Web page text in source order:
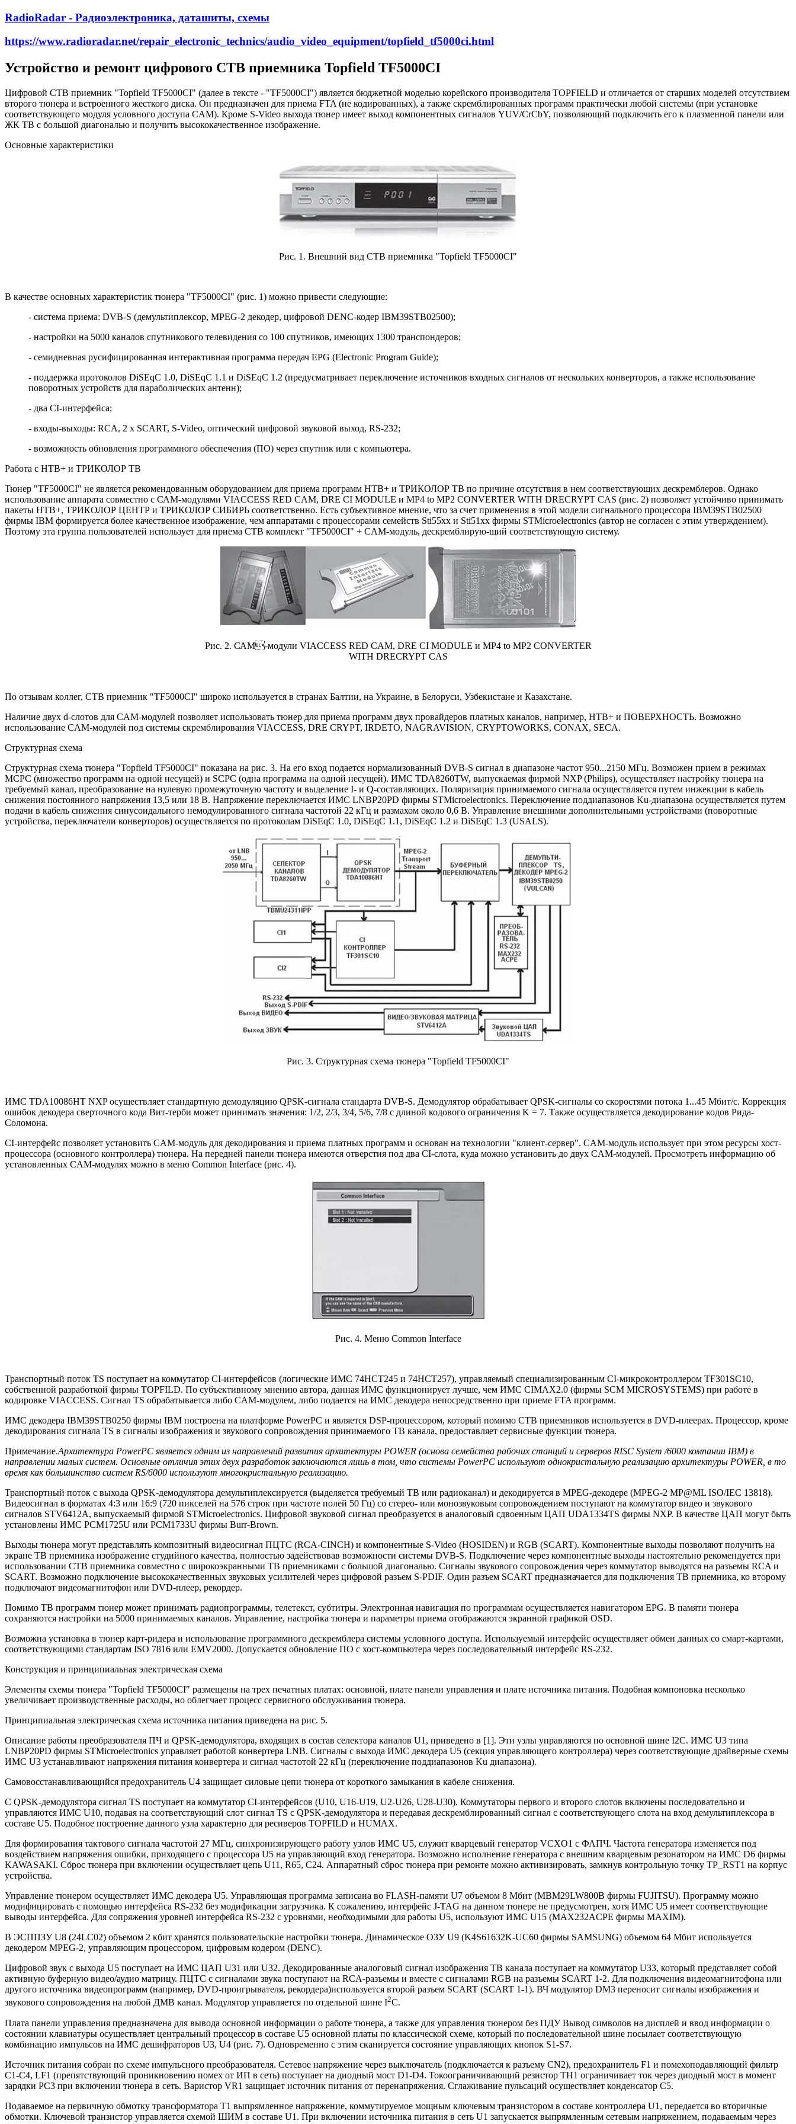
RadioRadar - Радиоэлектроника, даташиты, схемы
https://www.radioradar.net/repair_electronic_technics/audio_video_equipment/topfield_tf5000ci.html
Устройство и ремонт цифрового СТВ приемника Topfield TF5000CI
Цифровой СТВ приемник "Topfield TF5000CI" (далее в тексте - "TF5000CI") является бюджетной моделью корейского производителя TOPFIELD и отличается от старших моделей отсутствием
второго тюнера и встроенного жесткого диска. Он предназначен для приема FTA (не кодированных), а также скремблированных программ практически любой системы (при установке
соответствующего модуля условного доступа CAM). Кроме S-Video выхода тюнер имеет выход компонентных сигналов YUV/CrCbY, позволяющий подключить его к плазменной панели или
ЖК ТВ с большой диагональю и получить высококачественное изображение.
Основные характеристики
Рис. 1. Внешний вид СТВ приемника "Topfield TF5000CI"
В качестве основных характеристик тюнера "TF5000CI" (рис. 1) можно привести следующие:
- система приема: DVB-S (демультиплексор, MPEG-2 декодер, цифровой DENC-кодер IBM39STB02500);
- настройки на 5000 каналов спутникового телевидения со 100 спутников, имеющих 1300 транспондеров;
- семидневная русифицированная интерактивная программа передач EPG (Electronic Program Guide);
- поддержка протоколов DiSEqC 1.0, DiSEqC 1.1 и DiSEqC 1.2 (предусматривает переключение источников входных сигналов от нескольких конверторов, а также использование
поворотных устройств для параболических антенн);
- два CI-интерфейса;
- входы-выходы: RCA, 2 x SCART, S-Video, оптический цифровой звуковой выход, RS-232;
- возможность обновления программного обеспечения (ПО) через спутник или с компьютера.
Работа с НТВ+ и ТРИКОЛОР ТВ
Тюнер "TF5000CI" не является рекомендованным оборудованием для приема программ НТВ+ и ТРИКОЛОР ТВ по причине отсутствия в нем соответствующих дескремблеров. Однако
использование аппарата совместно с САМ-модулями VIACCESS RED CAM, DRE CI MODULE и MP4 to MP2 CONVERTER WITH DRECRYPT CAS (рис. 2) позволяет устойчиво принимать
пакеты НТВ+, ТРИКОЛОР ЦЕНТР и ТРИКОЛОР СИБИРЬ соответственно. Есть субъективное мнение, что за счет применения в этой модели сигнального процессора IBM39STB02500
фирмы IBM формируется более качественное изображение, чем аппаратами с процессорами семейств Sti55xx и Sti51xx фирмы STMicroelectronics (автор не согласен с этим утверждением).
Поэтому эта группа пользователей использует для приема СТВ комплект "TF5000CI" + CAM-модуль, дескремблирую-щий соответствующую систему.
Рис. 2. САМ-модули VIACCESS RED CAM, DRE CI MODULE и MP4 to MP2 CONVERTER
WITH DRECRYPT CAS
По отзывам коллег, СТВ приемник "TF5000CI" широко используется в странах Балтии, на Украине, в Белоруси, Узбекистане и Казахстане.
Наличие двух d-слотов для CAM-модулей позволяет использовать тюнер для приема программ двух провайдеров платных каналов, например, НТВ+ и ПОВЕРХНОСТЬ. Возможно
использование CAM-модулей под системы скремблирования VIACCESS, DRE CRYPT, IRDETO, NAGRAVISION, CRYPTOWORKS, CONAX, SECA.
Структурная схема
Структурная схема тюнера "Topfield TF5000CI" показана на рис. 3. На его вход подается нормализованный DVB-S сигнал в диапазоне частот 950...2150 МГц. Возможен прием в режимах
MCPC (множество программ на одной несущей) и SCPC (одна программа на одной несущей). ИМС TDA8260TW, выпускаемая фирмой NXP (Philips), осуществляет настройку тюнера на
требуемый канал, преобразование на нулевую промежуточную частоту и выделение I- и Q-составляющих. Поляризация принимаемого сигнала осуществляется путем инжекции в кабель
снижения постоянного напряжения 13,5 или 18 В. Напряжение переключается ИМС LNBP20PD фирмы STMicroelectronics. Переключение поддиапазонов Ku-диапазона осуществляется путем
подачи в кабель снижения синусоидального немодулированного сигнала частотой 22 кГц и размахом около 0,6 В. Управление внешними дополнительными устройствами (поворотные
устройства, переключатели конверторов) осуществляется по протоколам DiSEqC 1.0, DiSEqC 1.1, DiSEqC 1.2 и DiSEqC 1.3 (USALS).
Рис. 3. Структурная схема тюнера "Topfield TF5000CI"
ИМС TDA10086HT NXP осуществляет стандартную демодуляцию QPSK-сигнала стандарта DVB-S. Демодулятор обрабатывает QPSK-сигналы со скоростями потока 1...45 Мбит/с. Коррекция
ошибок декодера сверточного кода Вит-терби может принимать значения: 1/2, 2/3, 3/4, 5/6, 7/8 с длиной кодового ограничения K = 7. Также осуществляется декодирование кодов Рида-
Соломона.
CI-интерфейс позволяет установить CAM-модуль для декодирования и приема платных программ и основан на технологии "клиент-сервер". CAM-модуль использует при этом ресурсы хост-
процессора (основного контроллера) тюнера. На передней панели тюнера имеются отверстия под два CI-слота, куда можно установить до двух CAM-модулей. Просмотреть информацию об
установленных CAM-модулях можно в меню Common Interface (рис. 4).
Рис. 4. Меню Common Interface
Транспортный поток TS поступает на коммутатор CI-интерфейсов (логические ИМС 74НСТ245 и 74HCT257), управляемый специализированным CI-микроконтроллером TF301SC10,
собственной разработкой фирмы TOPFILD. По субъективному мнению автора, данная ИМС функционирует лучше, чем ИМС CIMAX2.0 (фирмы SCM MICROSYSTEMS) при работе в
кодировке VIACCESS. Сигнал TS обрабатывается либо CAM-модулем, либо подается на ИМС декодера непосредственно при приеме FTA программ.
ИМС декодера IBM39STB0250 фирмы IBM построена на платформе PowerPC и является DSP-процессором, который помимо CTB приемников используется в DVD-плеерах. Процессор, кроме
декодирования сигнала TS в сигналы изображения и звукового сопровождения принимаемого ТВ канала, предоставляет сервисные функции тюнера.
Примечание.Архитектура PowerPC является одним из направлений развития архитектуры POWER (основа семейства рабочих станций и серверов RISC System /6000 компании IBM) в
направлении малых систем. Основные отличия этих двух разработок заключаются лишь в том, что системы PowerPC используют однокристальную реализацию архитектуры POWER, в то
время как большинство систем RS/6000 используют многокристальную реализацию.
Транспортный поток с выхода QPSK-демодулятора демультиплексируется (выделяется требуемый ТВ или радиоканал) и декодируется в MPEG-декодере (MPEG-2 MP@ML ISO/IEC 13818).
Видеосигнал в форматах 4:3 или 16:9 (720 пикселей на 576 строк при частоте полей 50 Гц) со стерео- или монозвуковым сопровождением поступают на коммутатор видео и звукового
сигналов STV6412A, выпускаемый фирмой STMicroelectronics. Цифровой звуковой сигнал преобразуется в аналоговый сдвоенным ЦАП UDA1334TS фирмы NXP. В качестве ЦАП могут быть
установлены ИМС PCM1725U или PCM1733U фирмы Burr-Brown.
Выходы тюнера могут представлять композитный видеосигнал ПЦТС (RCA-CINCH) и компонентные S-Video (HOSIDEN) и RGB (SCART). Компонентные выходы позволяют получить на
экране ТВ приемника изображение студийного качества, полностью задействовав возможности системы DVB-S. Подключение через компонентные выходы настоятельно рекомендуется при
использовании СТВ приемника совместно с широкоэкранными ТВ приемниками с большой диагональю. Сигналы звукового сопровождения через коммутатор выводятся на разъемы RCA и
SCART. Возможно подключение высококачественных звуковых усилителей через цифровой разъем S-PDIF. Один разъем SCART предназначается для подключения ТВ приемника, ко второму
подключают видеомагнитофон или DVD-плеер, рекордер.
Помимо ТВ программ тюнер может принимать радиопрограммы, телетекст, субтитры. Электронная навигация по программам осуществляется навигатором EPG. В памяти тюнера
сохраняются настройки на 5000 принимаемых каналов. Управление, настройка тюнера и параметры приема отображаются экранной графикой OSD.
Возможна установка в тюнер карт-ридера и использование программного дескремблера системы условного доступа. Используемый интерфейс осуществляет обмен данных со смарт-картами,
соответствующими стандартам ISO 7816 или EMV2000. Допускается обновление ПО с хост-компьютера через последовательный интерфейс RS-232.
Конструкция и принципиальная электрическая схема
Элементы схемы тюнера "Topfield TF5000CI" размещены на трех печатных платах: основной, плате панели управления и плате источника питания. Подобная компоновка несколько
увеличивает производственные расходы, но облегчает процесс сервисного обслуживания тюнера.
Принципиальная электрическая схема источника питания приведена на рис. 5.
Описание работы преобразователя ПЧ и QPSK-демодулятора, входящих в состав селектора каналов U1, приведено в [1]. Эти узлы управляются по основной шине I2C. ИМС U3 типа
LNBP20PD фирмы STMicroelectronics управляет работой конвертера LNB. Сигналы с выхода ИМС декодера U5 (секция управляющего контроллера) через соответствующие драйверные схемы
ИМС U3 устанавливают напряжения питания конвертера и сигнал частотой 22 кГц (переключение поддиапазонов Ku диапазона).
Самовосстанавливающийся предохранитель U4 защищает силовые цепи тюнера от короткого замыкания в кабеле снижения.
С QPSK-демодулятора сигнал TS поступает на коммутатор CI-интерфейсов (U10, U16-U19, U2-U26, U28-U30). Коммутаторы первого и второго слотов включены последовательно и
управляются ИМС U10, подавая на соответствующий слот сигнал TS с QPSK-демодулятора и передавая дескремблированный сигнал с соответствующего слота на вход демультиплексора в
составе U5. Подобное построение данного узла характерно для ресиверов TOPFILD и HUMAX.
Для формирования тактового сигнала частотой 27 МГц, синхронизирующего работу узлов ИМС U5, служит кварцевый генератор VCXO1 с ФАПЧ. Частота генератора изменяется под
воздействием напряжения ошибки, приходящего с процессора U5 на управляющий вход генератора. Возможно исполнение генератора с внешним кварцевым резонатором на ИМС D6 фирмы
KAWASAKI. Сброс тюнера при включении осуществляет цепь U11, R65, C24. Аппаратный сброс тюнера при ремонте можно активизировать, замкнув контрольную точку TP_RST1 на корпус
устройства.
Управление тюнером осуществляет ИМС декодера U5. Управляющая программа записана во FLASH-памяти U7 объемом 8 Мбит (MBM29LW800B фирмы FUJITSU). Программу можно
модифицировать с помощью интерфейса RS-232 без модификации загрузчика. К сожалению, интерфейс J-TAG на данном тюнере не предусмотрен, хотя ИМС U5 имеет соответствующие
выводы интерфейса. Для сопряжения уровней интерфейса RS-232 с уровнями, необходимыми для работы U5, используют ИМС U15 (MAX232ACPE фирмы MAXIM).
В ЭСППЗУ U8 (24LC02) объемом 2 кбит хранятся пользовательские настройки тюнера. Динамическое ОЗУ U9 (K4S61632K-UC60 фирмы SAMSUNG) объемом 64 Мбит используется
декодером MPEG-2, управляющим процессором, цифровым кодером (DENC).
Цифровой звук с выхода U5 поступает на ИМС ЦАП U31 или U32. Декодированные аналоговый сигнал изображения ТВ канала поступает на коммутатор U33, который представляет собой
активную буферную видео/аудио матрицу. ПЦТС с сигналами звука поступают на RCA-разъемы и вместе с сигналами RGB на разъемы SCART 1-2. Для подключения видеомагнитофона или
другого источника видеопрограмм (например, DVD-проигрывателя, рекордера)используется второй разъем SCART (SCART 1-1). ВЧ модулятор DM3 переносит сигналы изображения и
звукового сопровождения на любой ДМВ канал. Модулятор управляется по отдельной шине I2C.
Плата панели управления предназначена для вывода основной информации о работе тюнера, а также для управления тюнером без ПДУ Вывод символов на дисплей и ввод информации о
состоянии клавиатуры осуществляет центральный процессор в составе U5 основной платы по классической схеме, который по последовательной шине посылает соответствующую
комбинацию импульсов на ИМС дешифраторов U3, U4 (рис. 7). Одновременно с этим сканируется состояние управляющих кнопок S1-S7.
Источник питания собран по схеме импульсного преобразователя. Сетевое напряжение через выключатель (подключается к разъему CN2), предохранитель F1 и помехоподавляющий фильтр
C1-C4, LF1 (препятствующий проникновению помех от ИП в сеть) поступает на диодный мост D1-D4. Токоограничивающий резистор TH1 ограничивает ток через диодный мост в момент
зарядки PC3 при включении тюнера в сеть. Варистор VR1 защищает источник питания от перенапряжения. Сглаживание пульсаций осуществляет конденсатор С5.
Подаваемое на первичную обмотку трансформатора Т1 выпрямленное напряжение, коммутируемое мощным ключевым транзистором в составе контроллера U1, передается во вторичные
обмотки. Ключевой транзистор управляется схемой ШИМ в составе U1. При включении источника питания в сеть U1 запускается выпрямленным сетевым напряжением, подаваемым через